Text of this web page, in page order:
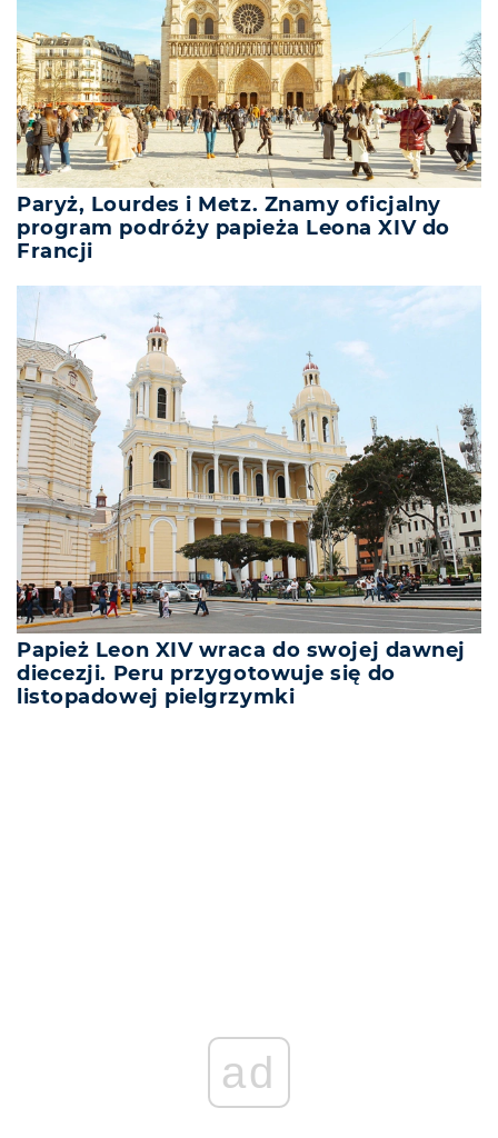
Paryż, Lourdes i Metz. Znamy oficjalny
program podróży papieża Leona XIV do
Francji
Papież Leon XIV wraca do swojej dawnej
diecezji. Peru przygotowuje się do
listopadowej pielgrzymki